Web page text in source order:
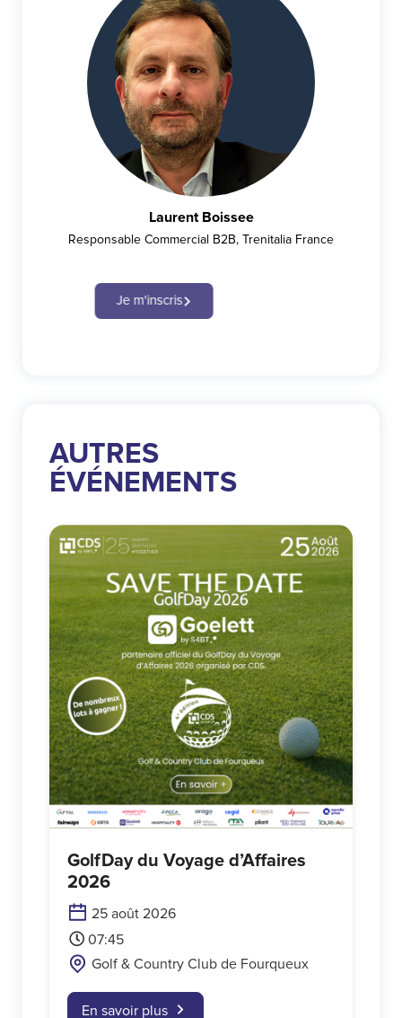
Laurent Boissee
Responsable Commercial B2B, Trenitalia France
Je m'inscris
AUTRES
ÉVÉNEMENTS
GolfDay du Voyage d’Affaires
2026
25 août 2026
07:45
Golf & Country Club de Fourqueux
En savoir plus